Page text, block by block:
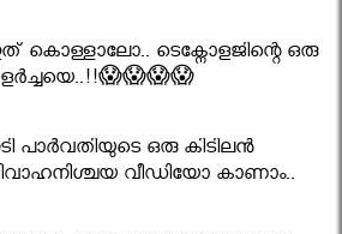
കൊള്ളാലോ.. ടെക്നോളജിന്റെ ഒരു
പാർവതിയുടെ ഒരു കിടിലൻ
വീഡിയോ കാണാം..